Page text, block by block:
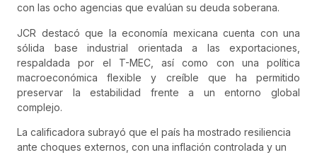
con las ocho agencias que evalúan su deuda soberana.
JCR destacó que la economía mexicana cuenta con una
sólida base industrial orientada a las exportaciones,
respaldada por el T-MEC, así como con una política
macroeconómica flexible y creíble que ha permitido
preservar la estabilidad frente a un entorno global
complejo.
La calificadora subrayó que el país ha mostrado resiliencia
ante choques externos, con una inflación controlada y un